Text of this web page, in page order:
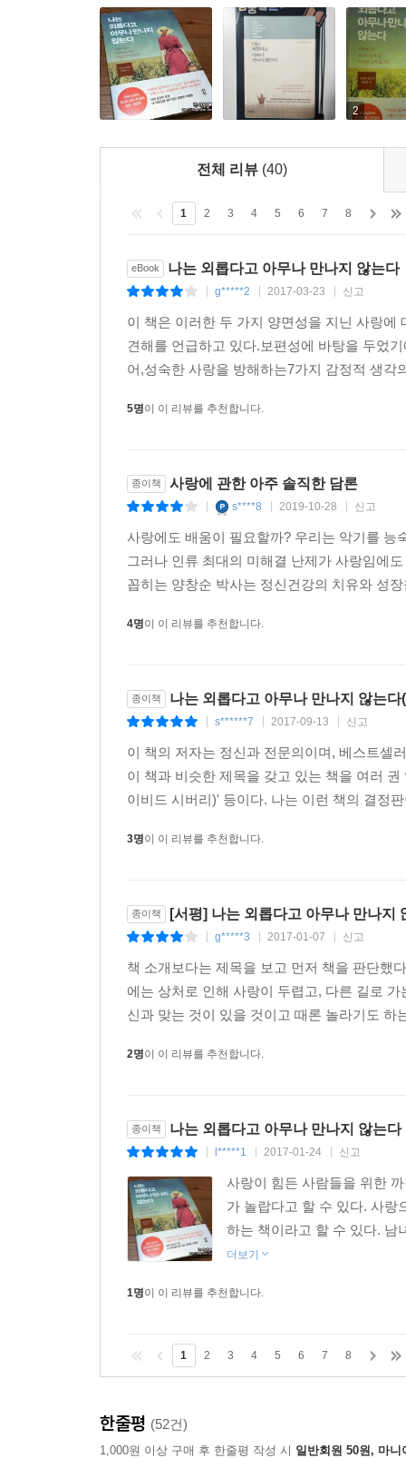
존중해주는 것이 사랑이다.
정신적 독립(Let them go) 서로 구속하지 않고 사
필요하다.
2
전체 리뷰 (40)
1 2 3 4 5 6 7 8
eBook 나는 외롭다고 아무나 만나지 않는다
g*****2 2017-03-23 신고
이 책은 이러한 두 가지 양면성을 지닌 사랑
견해를 언급하고 있다.보편성에 바탕을 두었
어,성숙한 사랑을 방해하는7가지 감정적 생
5명이 이 리뷰를 추천합니다.
종이책 사랑에 관한 아주 솔직한 담론
s****8 2019-10-28 신고
사랑에도 배움이 필요할까? 우리는 악기를
그러나 인류 최대의 미해결 난제가 사랑임에
꼽히는 양창순 박사는 정신건강의 치유와 성
4명이 이 리뷰를 추천합니다.
종이책 나는 외롭다고 아무나 만나지 않는다
s******7 2017-09-13 신고
이 책의 저자는 정신과 전문의이며, 베스트셀
이 책과 비슷한 제목을 갖고 있는 책을 여러
이비드 시버리)' 등이다. 나는 이런 책의 결정
3명이 이 리뷰를 추천합니다.
종이책 [서평] 나는 외롭다고 아무나 만나지
g*****3 2017-01-07 신고
책 소개보다는 제목을 보고 먼저 책을 판단했
에는 상처로 인해 사랑이 두렵고, 다른 길로
신과 맞는 것이 있을 것이고 때론 놀라기도
2명이 이 리뷰를 추천합니다.
종이책 나는 외롭다고 아무나 만나지 않는다
l*****1 2017-01-24 신고
사랑이 힘든 사람들을 위한
가 놀랍다고 할 수 있다. 사랑
하는 책이라고 할 수 있다. 남
더보기
1명이 이 리뷰를 추천합니다.
1 2 3 4 5 6 7 8
한줄평 (52건)
1,000원 이상 구매 후 한줄평 작성 시 일반회원 50원, 마니